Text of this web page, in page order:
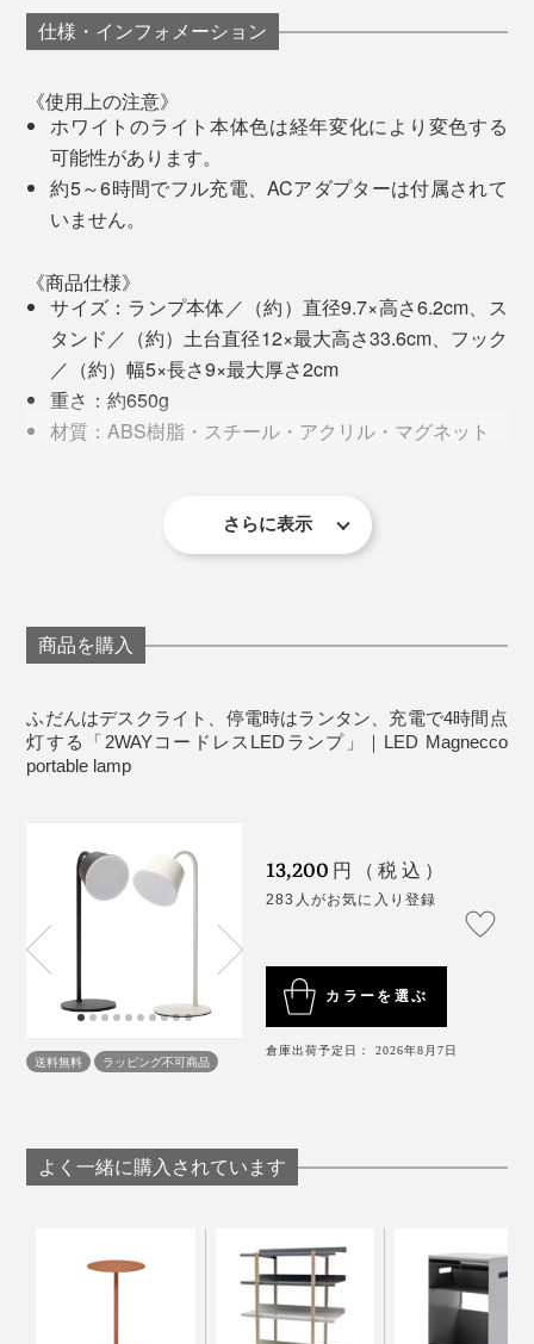
長押しすれば、無段階調光もできるスグレモノです。
て、歩けるくらいの明るさがあります。読書やパソコン
作業に、十分な明るさです。
ホッとするような、黄味がかった色のやさしい光。色温
（2000ケルビン）に近い電球色です。
毎日の仕事に、読書に、勉強に、遊びに大活躍。しか
も、災害時には、いつも以上に活躍してくれる、頼れる
文字どおりのまっ暗闇。
ちょうど料理の仕上げ中だった私は、慌てて、手元にあ
ったスマホのライトをつけましたが、どうにも見にく
い。
鍋か皿か、どちらかしか照らせないし、照らしているあ
いだは、片手しか使えません。
あとで調べたら、スマホのライトは100ルーメンもない
ので、ほんの手元しか照らせないのです。
と、ティーライトキャンドルを置いていたっけ。
個並べても、それほど明るくないし、ひとつひとつ火を
点けるのも大変。
思うように見えない焦りとイライラのなか、『LED
Magnecco』を思い出しました。
寝室から、ランプ本体と専用フックを、ダイニングへ。
せん。
では40時間も点灯できるので、心強いです。充電は、付
属のUSB type-Aで。
災害時以外も、バーベキューやテント内の照明に。
仕様・インフォメーション
《使用上の注意》
ホワイトのライト本体色は経年変化により変色する
可能性があります。
約5～6時間でフル充電、ACアダプターは付属されて
いません。
《商品仕様》
サイズ：ランプ本体／（約）直径9.7×高さ6.2cm、ス
タンド／（約）土台直径12×最大高さ33.6cm、フック
／（約）幅5×長さ9×最大厚さ2cm
重さ：約650g
材質：ABS樹脂・スチール・アクリル・マグネット
ライト：LED／3W 3000K 240lm CRI>80
さらに表示
商品を購入
ふだんはデスクライト、停電時はランタン、充電で4時間点
灯する「2WAYコードレスLEDランプ」｜LED Magnecco
portable lamp
送料無料 ラッピング不可商品
13,200 円（税込）
283人がお気に入り登録
カラーを選ぶ
倉庫出荷予定日： 2026年8月7日
よく一緒に購入されています